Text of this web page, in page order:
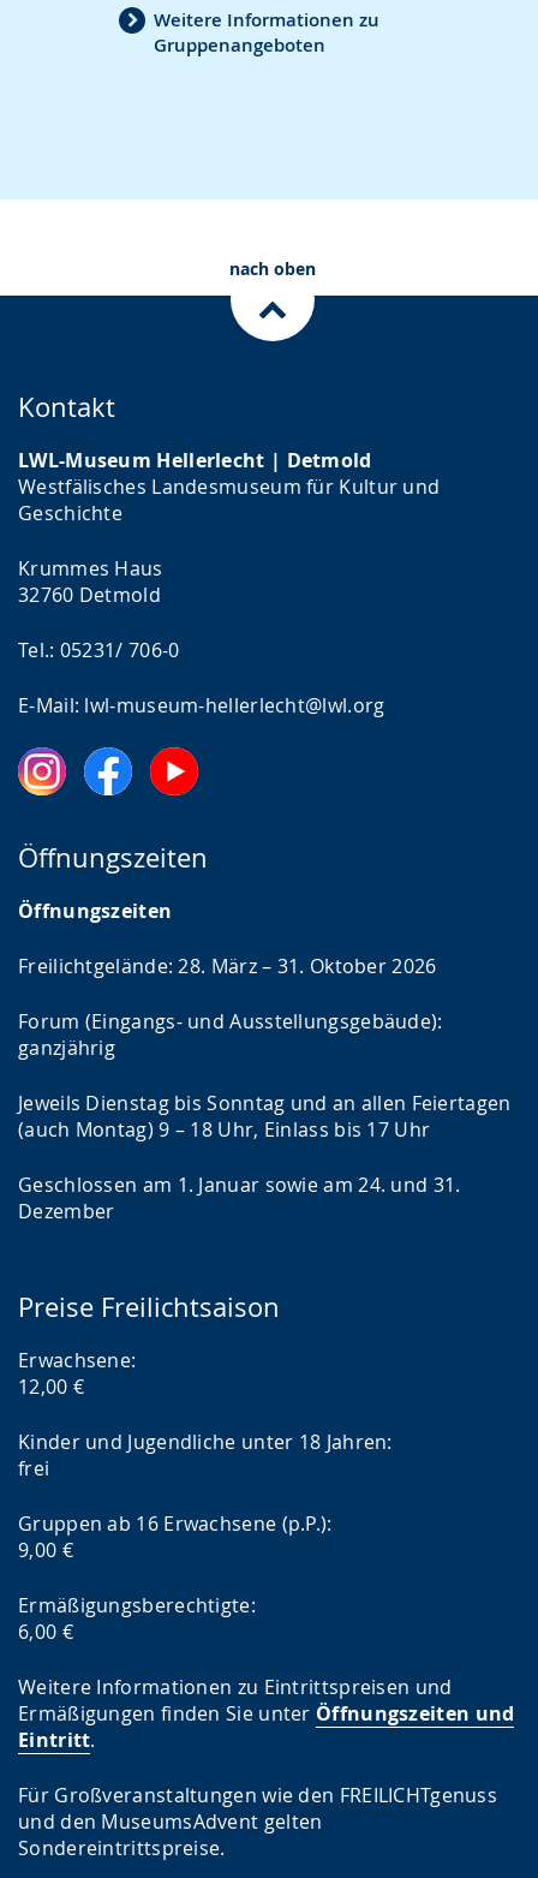
Weitere Informationen zu
Gruppenangeboten
nach oben
Kontakt
LWL-Museum Hellerlecht | Detmold
Westfälisches Landesmuseum für Kultur und
Geschichte
Krummes Haus
32760 Detmold
Tel.: 05231/ 706-0
E-Mail: lwl-museum-hellerlecht@lwl.org
Öffnungszeiten
Öffnungszeiten
Freilichtgelände: 28. März – 31. Oktober 2026
Forum (Eingangs- und Ausstellungsgebäude):
ganzjährig
Jeweils Dienstag bis Sonntag und an allen Feiertagen
(auch Montag) 9 – 18 Uhr, Einlass bis 17 Uhr
Geschlossen am 1. Januar sowie am 24. und 31.
Dezember
Preise Freilichtsaison
Erwachsene:
12,00 €
Kinder und Jugendliche unter 18 Jahren:
frei
Gruppen ab 16 Erwachsene (p.P.):
9,00 €
Ermäßigungsberechtigte:
6,00 €
Weitere Informationen zu Eintrittspreisen und
Ermäßigungen finden Sie unter Öffnungszeiten und
Eintritt.
Für Großveranstaltungen wie den FREILICHTgenuss
und den MuseumsAdvent gelten
Sondereintrittspreise.